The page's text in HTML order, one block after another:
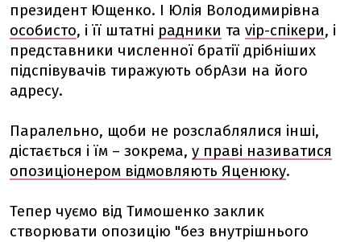
президент Ющенко. І Юлія Володимирівна
особисто, і її штатні радники та vip-спікери, і
представники численної братії дрібніших
підспівувачів тиражують обрАзи на його
адресу.
Паралельно, щоби не розслаблялися інші,
дістається і їм – зокрема, у праві називатися
опозиціонером відмовляють Яценюку.
Тепер чуємо від Тимошенко заклик
створювати опозицію "без внутрішнього